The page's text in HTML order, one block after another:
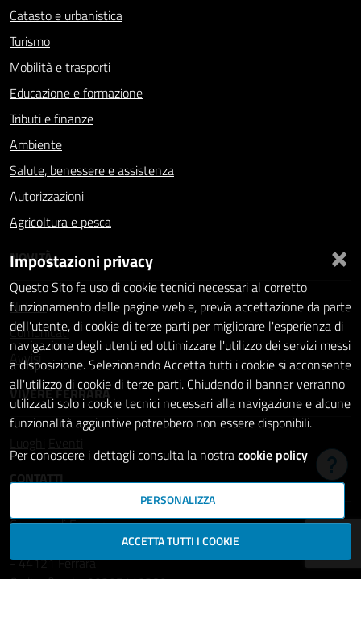
Catasto e urbanistica
Turismo
Mobilità e trasporti
Educazione e formazione
Tributi e finanze
Ambiente
Salute, benessere e assistenza
Autorizzazioni
Agricoltura e pesca
NOVITÀ
Notizie
Comunicati
Avvisi
VIVERE FERRARA
Luoghi
Eventi
CONTATTI
Comune di Ferrara
Piazza del Municipio, 2
- 44121 Ferrara
Codice fiscale: 00297110389
×
Impostazioni privacy
Questo Sito fa uso di cookie tecnici necessari al corretto
funzionamento delle pagine web e, previa accettazione da parte
dell'utente, di cookie di terze parti per migliorare l'esperienza di
navigazione degli utenti ed ottimizzare l'utilizzo dei servizi messi
a disposizione. Selezionando Accetta tutti i cookie si acconsente
all'utilizzo di cookie di terze parti. Chiudendo il banner verranno
utilizzati solo i cookie tecnici necessari alla navigazione e alcune
funzionalità aggiuntive potrebbero non essere disponibili.
Per conoscere i dettagli consulta la nostracookie policy
PERSONALIZZA
ACCETTA TUTTI I COOKIE
Hai